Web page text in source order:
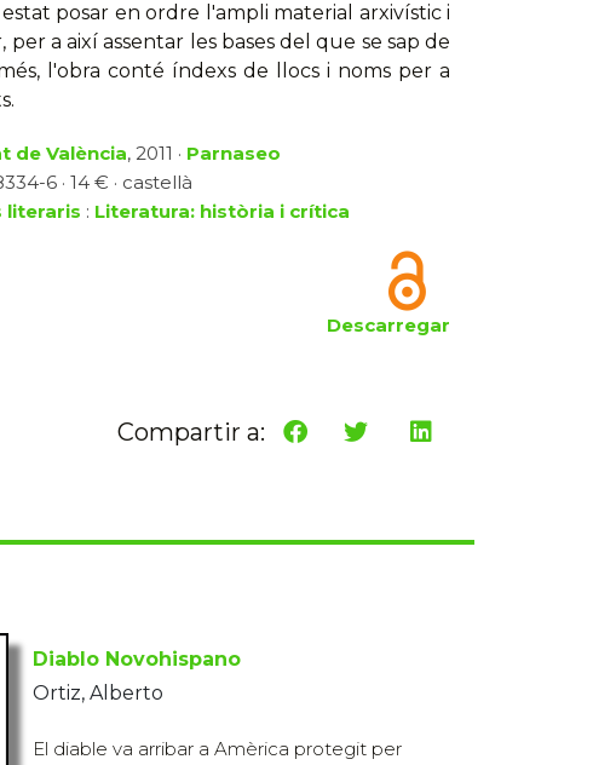
posar en ordre l'ampli material arxivístic i
a així assentar les bases del que se sap de
l'obra conté índexs de llocs i noms per a
de València, 2011 · Parnaseo
6 · 14 € · castellà
literaris : Literatura: història i crítica
Descarregar
Compartir a:
Diablo Novohispano
Ortiz, Alberto
El diable va arribar a Amèrica protegit per